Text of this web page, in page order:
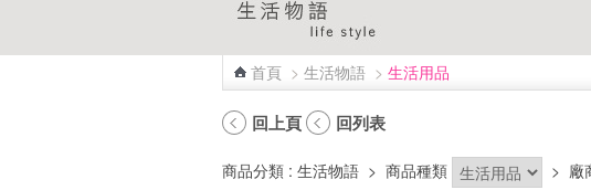
首頁 > 生活物語 > 生活用品
回上頁 回列表
商品分類 : 生活物語 > 商品種類 > 廠